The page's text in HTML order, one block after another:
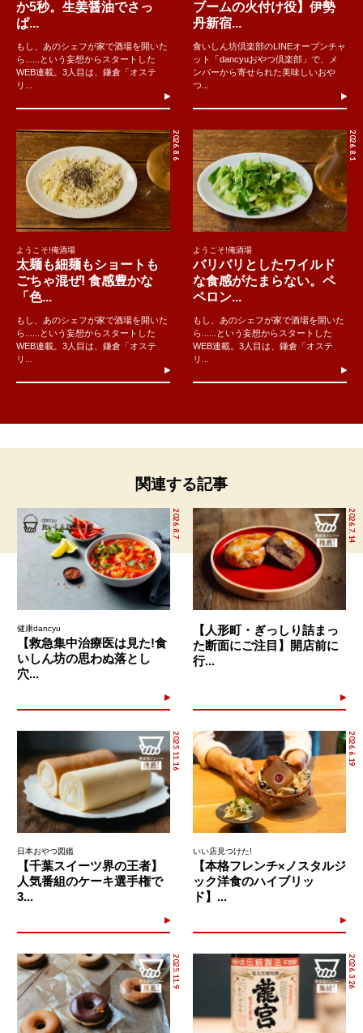
か5秒。生姜醤油でさっ
ぱ...
もし、あのシェフが家で酒場を開いた
ら......という妄想からスタートした
WEB連載。3人目は、鎌倉「オステ
リ...
ブームの火付け役】伊勢
丹新宿...
食いしん坊倶楽部のLINEオープンチャ
ット「dancyuおやつ倶楽部」で、メ
ンバーから寄せられた美味しいおや
つ...
2026.8.6
ようこそ!俺酒場
太麺も細麺もショートも
ごちゃ混ぜ! 食感豊かな
「色...
もし、あのシェフが家で酒場を開いた
ら......という妄想からスタートした
WEB連載。3人目は、鎌倉「オステ
リ...
2026.8.1
ようこそ!俺酒場
バリバリとしたワイルド
な食感がたまらない。ペ
ペロン...
もし、あのシェフが家で酒場を開いた
ら......という妄想からスタートした
WEB連載。3人目は、鎌倉「オステ
リ...
関連する記事
2026.8.7
健康dancyu
【救急集中治療医は見た!食
いしん坊の思わぬ落とし
穴...
2026.7.14
【人形町・ぎっしり詰まっ
た断面にご注目】開店前に
行...
2025.11.16
日本おやつ図鑑
【千葉スイーツ界の王者】
人気番組のケーキ選手権で
3...
2026.6.19
いい店見つけた!
【本格フレンチ×ノスタルジ
ック洋食のハイブリッ
ド】...
2025.11.9 2026.3.26